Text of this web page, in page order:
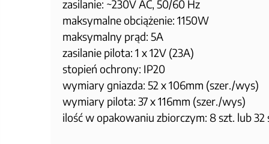
zasilanie: ~230V AC, 50/60 Hz
maksymalne obciążenie: 1150W
maksymalny prąd: 5A
zasilanie pilota: 1 x 12V (23A)
stopień ochrony: IP20
wymiary gniazda: 52 x 106mm (szer./wys)
wymiary pilota: 37 x 116mm (szer./wys)
ilość w opakowaniu zbiorczym: 8 szt. lub 32